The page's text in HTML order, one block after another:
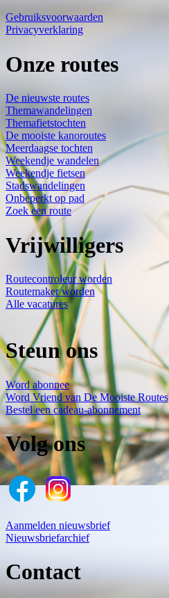
Gebruiksvoorwaarden
Privacyverklaring
Onze routes
De nieuwste routes
Themawandelingen
Themafietstochten
De mooiste kanoroutes
Meerdaagse tochten
Weekendje wandelen
Weekendje fietsen
Stadswandelingen
Onbeperkt op pad
Zoek een route
Vrijwilligers
Routecontroleur worden
Routemaker worden
Alle vacatures
Steun ons
Word abonnee
Word Vriend van De Mooiste Routes
Bestel een cadeau-abonnement
Volg ons
Aanmelden nieuwsbrief
Nieuwsbriefarchief
Contact